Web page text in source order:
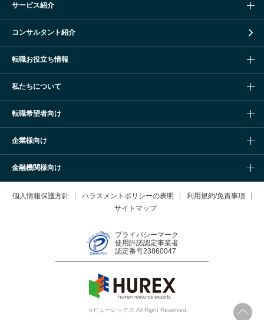
サービス紹介
コンサルタント紹介
転職お役立ち情報
私たちについて
転職希望者向け
企業様向け
金融機関様向け
©ヒューレックス All Right Reserved.
プライバシーマーク
使用許諾認定事業者
認定番号23860047
個人情報保護方針 ハラスメントポリシーの表明
利用規約/免責事項
サイトマップ